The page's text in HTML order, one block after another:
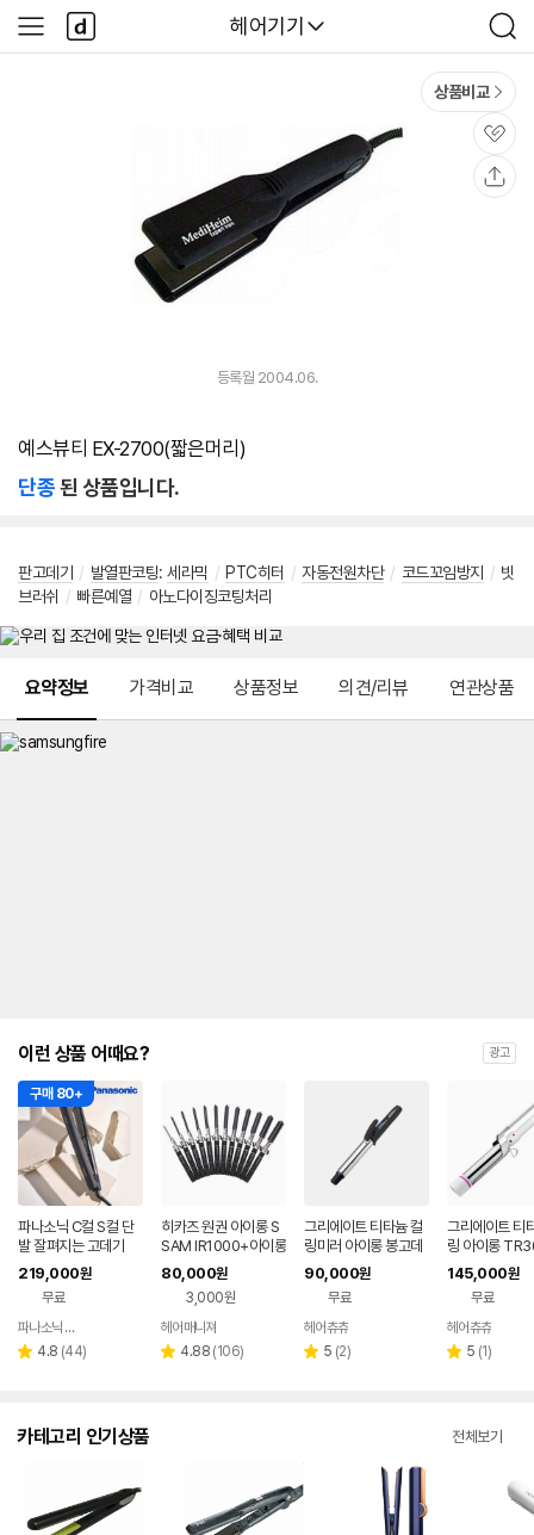
다나와
헤어기기
검
색
사
이
다
나
와
상품비교
관
심
등록월 2004.06.
예스뷰티 EX-2700(짧은머리)
단종된 상품입니다.
판고데기 / 발열판코팅: 세라믹 / PTC히터 / 자동전원차단 / 코드꼬임방지 / 빗
브러쉬 / 빠른예열 / 아노다이징코팅처리
요약정보 가격비교 상품정보 의견/리뷰 연관상품
이런 상품 어때요? 광고
구매 80+
파나소닉 C컬 S컬 단
발 잘펴지는 고데기
219,000원
무료
파나소닉 공식판매점
별 4.8 리
(44)
히카즈 원권 아이롱 S
SAM IR1000+아이롱
꼬리빗
80,000원
3,000원
페이
헤어매니져
별 4.88 리
(106)
그리에이트 티타늄 컬
링미러 아이롱 봉고데
기 32미리(L)
90,000원
무료
헤어츄츄
별 5 리
(2)
그리에이트 티
링 아이롱
145,000원
무료
헤어츄츄
별 5 리
(1)
카테고리 인기상품 전체보기